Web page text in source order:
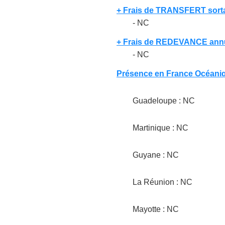
+ Frais de TRANSFERT
- NC
+ Frais de REDEVANCE
- NC
Présence en France
Guadeloupe : NC
Martinique : NC
Guyane : NC
La Réunion : NC
Mayotte : NC